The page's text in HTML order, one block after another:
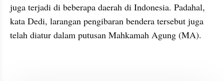
juga terjadi di beberapa daerah di Indonesia. Padahal,
kata Dedi, larangan pengibaran bendera tersebut juga
telah diatur dalam putusan Mahkamah Agung (MA).